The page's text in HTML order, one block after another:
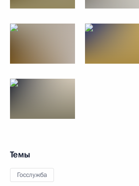
Темы
Госслужба